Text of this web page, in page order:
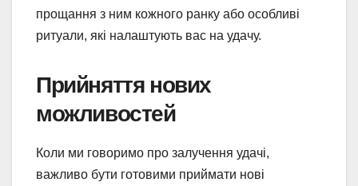
прощання з ним кожного ранку або особливі
ритуали, які налаштують вас на удачу.
Прийняття нових
можливостей
Коли ми говоримо про залучення удачі,
важливо бути готовими приймати нові